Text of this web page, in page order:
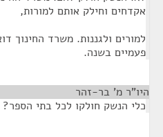
אקדחים וחילק אותם למורות,
למורים ולגננות. משרד החינוך
פעמיים בשנה.
היו"ר מ' בר-זהר
כלי הנשק חולקו לכל בתי הספר?